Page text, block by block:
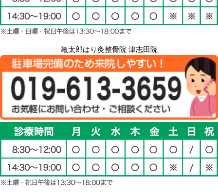
亀太郎はり灸整骨院 津志田院